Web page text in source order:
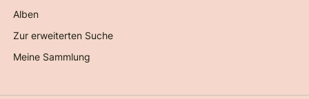
Alben
Zur erweiterten Suche
Meine Sammlung